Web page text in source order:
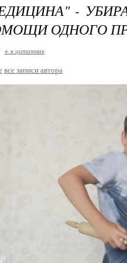
-
ОДНОГО
+ в цитатник
все записи автора